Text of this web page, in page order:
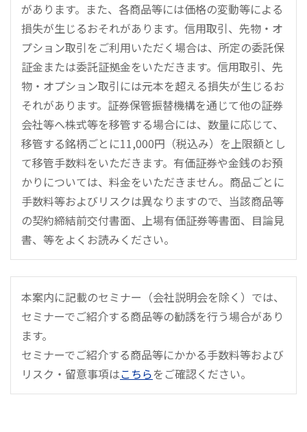
があります。また、各商品等には価格の変動等による
損失が生じるおそれがあります。信用取引、先物・オ
プション取引をご利用いただく場合は、所定の委託保
証金または委託証拠金をいただきます。信用取引、先
物・オプション取引には元本を超える損失が生じるお
それがあります。証券保管振替機構を通じて他の証券
会社等へ株式等を移管する場合には、数量に応じて、
移管する銘柄ごとに11,000円（税込み）を上限額とし
て移管手数料をいただきます。有価証券や金銭のお預
かりについては、料金をいただきません。商品ごとに
手数料等およびリスクは異なりますので、当該商品等
の契約締結前交付書面、上場有価証券等書面、目論見
書、等をよくお読みください。
本案内に記載のセミナー（会社説明会を除く）では、
セミナーでご紹介する商品等の勧誘を行う場合があり
ます。
セミナーでご紹介する商品等にかかる⼿数料等および
リスク・留意事項はこちらをご確認ください。